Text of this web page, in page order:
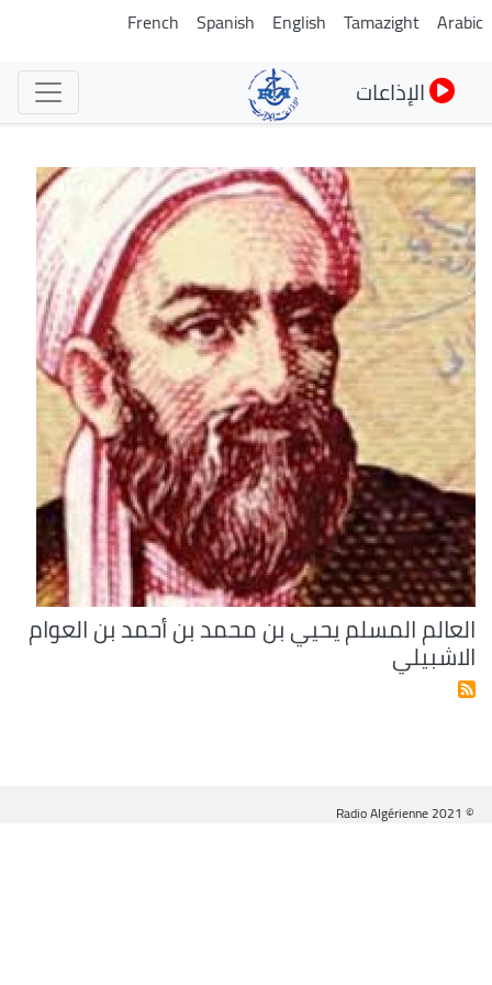
تجاوز
Arabic
Tamazight
English
Spanish
French
الإذاعات
العالم المسلم يحيي بن محمد بن أحمد بن العوام
الاشبيلي
© Radio Algérienne 2021